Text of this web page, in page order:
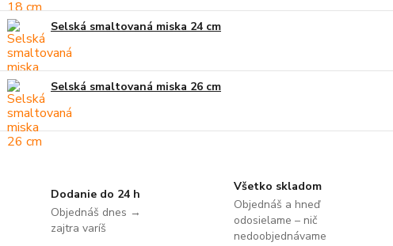
Selská smaltovaná miska 24 cm
Selská smaltovaná miska 26 cm
Dodanie do 24 h
Objednáš dnes →
zajtra varíš
Všetko skladom
Objednáš a hneď
odosielame – nič
nedoobjednávame